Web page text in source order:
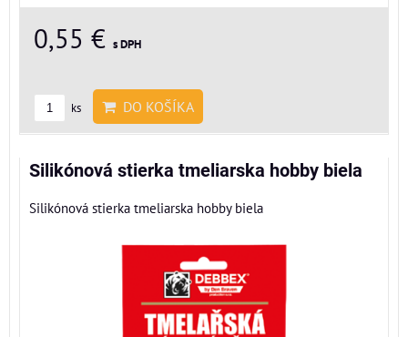
0,55 € s DPH
ks DO KOŠÍKA
Silikónová stierka tmeliarska hobby biela
Silikónová stierka tmeliarska hobby biela